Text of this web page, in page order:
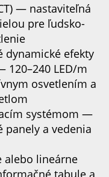
— nastaviteľná
pre ľudsko-
dynamické efekty
LED/m
osvetlením a
systémom —
panely a vedenia
lineárne
tabule a